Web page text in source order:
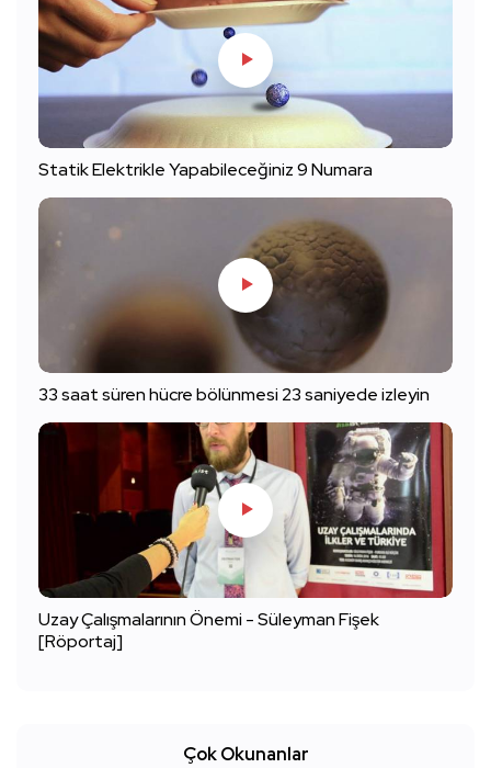
Statik Elektrikle Yapabileceğiniz 9 Numara
33 saat süren hücre bölünmesi 23 saniyede izleyin
Uzay Çalışmalarının Önemi - Süleyman Fişek
[Röportaj]
Çok Okunanlar